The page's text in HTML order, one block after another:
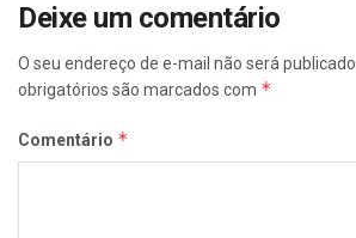
Deixe um comentário
O seu endereço de e-mail não será publicado.
obrigatórios são marcados com *
Comentário *